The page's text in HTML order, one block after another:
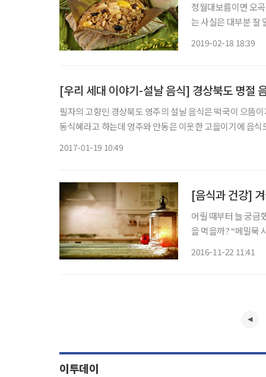
정월대보름이면 오
는 사실은 대부분 잘
2019-02-18 18:39
[우리 세대 이야기-설날 음식] 경상북도 명절
필자의 고향인 경상북도 영주의 설날 음식은 떡국이 으뜸
동식혜라고 하는데 영주와 안동은 이웃한 고을이기에 음
2017-01-19 10:49
[음식과 건강]
어릴 때부터 늘 궁금
을 먹을까? “메밀묵
2016-11-22 11:41
이투데이